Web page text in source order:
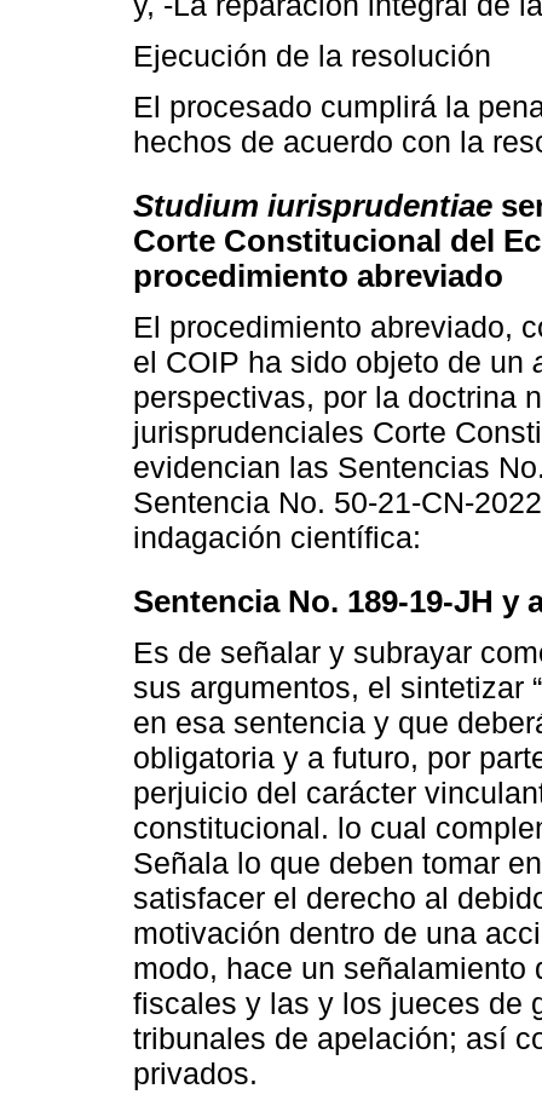
Ejecución de la resolución
El procesado cumplirá la
hechos de acuerdo con la
Studium iurisprudentiae
Corte Constitucional del
procedimiento abreviado
El procedimiento abreviado,
el COIP ha sido objeto de un
perspectivas, por la doctrina
jurisprudenciales Corte
evidencian las Sentencias
Sentencia No. 50-21-CN-
indagación científica:
Sentencia No. 189-19-JH y
Es de señalar y subrayar
sus argumentos, el sintetizar
en esa sentencia y que
obligatoria y a futuro, por
perjuicio del carácter
constitucional. lo cual
Señala lo que deben tomar
satisfacer el derecho al
motivación dentro de una
modo, hace un
fiscales y las y los jueces de
tribunales de apelación; así
privados.